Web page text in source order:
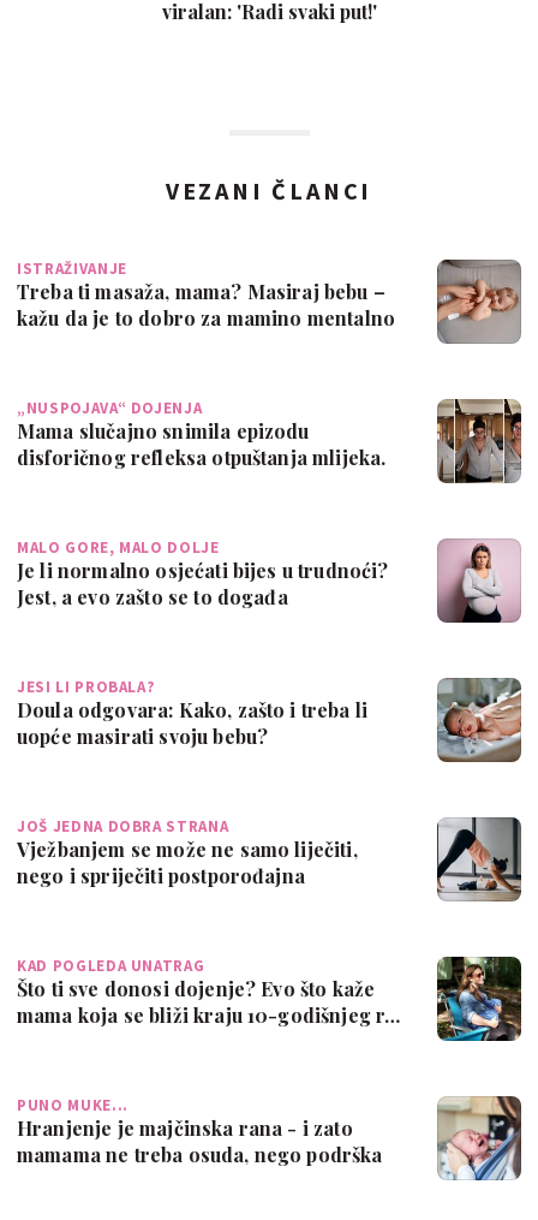
viralan: 'Radi svaki put!'
VEZANI ČLANCI
ISTRAŽIVANJE
Treba ti masaža, mama? Masiraj bebu –
kažu da je to dobro za mamino mentalno
„NUSPOJAVA“ DOJENJA
Mama slučajno snimila epizodu
disforičnog refleksa otpuštanja mlijeka.
MALO GORE, MALO DOLJE
Je li normalno osjećati bijes u trudnoći?
Jest, a evo zašto se to događa
JESI LI PROBALA?
Doula odgovara: Kako, zašto i treba li
uopće masirati svoju bebu?
JOŠ JEDNA DOBRA STRANA
Vježbanjem se može ne samo liječiti,
nego i spriječiti postporođajna
KAD POGLEDA UNATRAG
Što ti sve donosi dojenje? Evo što kaže
mama koja se bliži kraju 10-godišnjeg r…
PUNO MUKE...
Hranjenje je majčinska rana - i zato
mamama ne treba osuda, nego podrška